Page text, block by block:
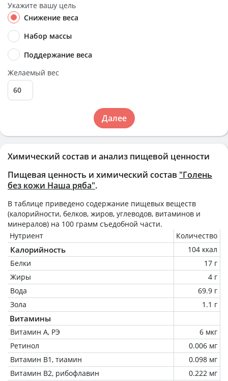
Химический состав и анализ пищевой ценности
Пищевая ценность и химический состав "Голень
без кожи Наша ряба".
В таблице приведено содержание пищевых веществ
(калорийности, белков, жиров, углеводов, витаминов и
минералов) на 100 грамм съедобной части.
Нутриент
Количество
Калорийность
104 ккал
Белки
17 г
Жиры
4 г
Вода
69.9 г
Зола
1.1 г
Витамины
Витамин А, РЭ
6 мкг
Ретинол
0.006 мг
Витамин В1, тиамин
0.098 мг
Витамин В2, рибофлавин
0.222 мг
Укажите вашу цель
Снижение веса
Набор массы
Поддержание веса
Желаемый вес
Далее